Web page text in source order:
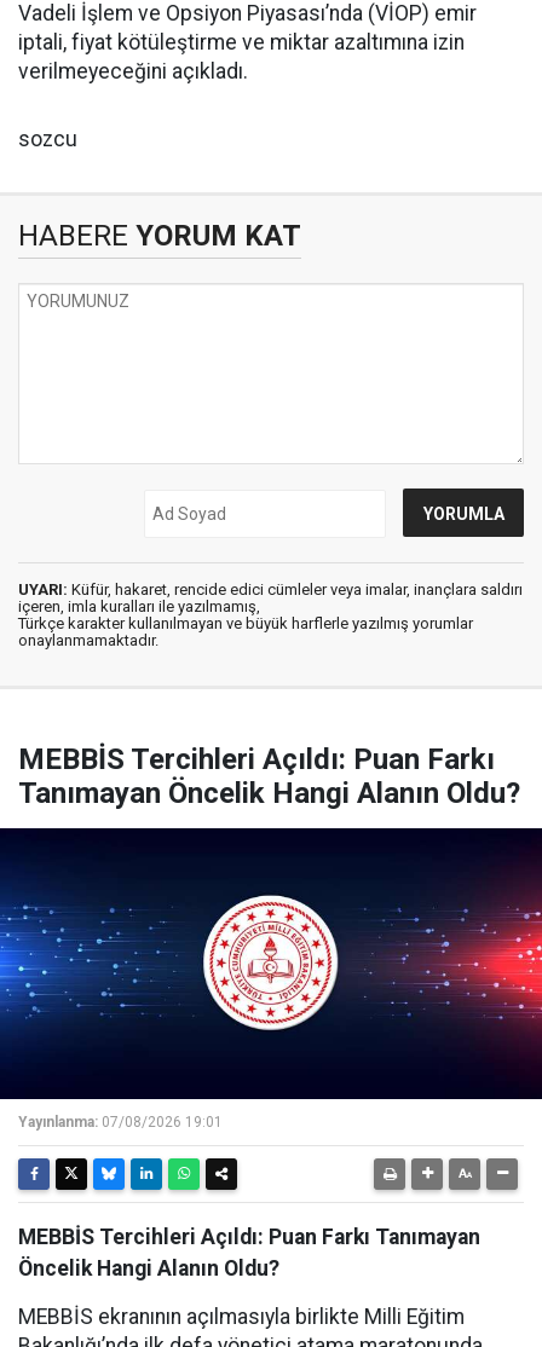
Vadeli İşlem ve Opsiyon Piyasası’nda (VİOP) emir
iptali, fiyat kötüleştirme ve miktar azaltımına izin
verilmeyeceğini açıkladı.
sozcu
HABERE YORUM KAT
UYARI: Küfür, hakaret, rencide edici cümleler veya imalar, inançlara saldırı
içeren, imla kuralları ile yazılmamış,
Türkçe karakter kullanılmayan ve büyük harflerle yazılmış yorumlar
onaylanmamaktadır.
MEBBİS Tercihleri Açıldı: Puan Farkı
Tanımayan Öncelik Hangi Alanın Oldu?
Yayınlanma: 07/08/2026 19:01
MEBBİS Tercihleri Açıldı: Puan Farkı Tanımayan
Öncelik Hangi Alanın Oldu?
MEBBİS ekranının açılmasıyla birlikte Milli Eğitim